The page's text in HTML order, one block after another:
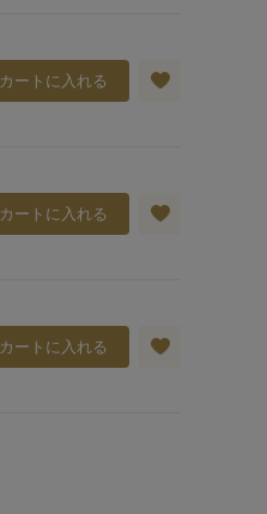
カートに入れる
カートに入れる
カートに入れる